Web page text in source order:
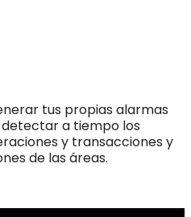
tus propias alarmas
detectar a tiempo los
y transacciones y
de las áreas.